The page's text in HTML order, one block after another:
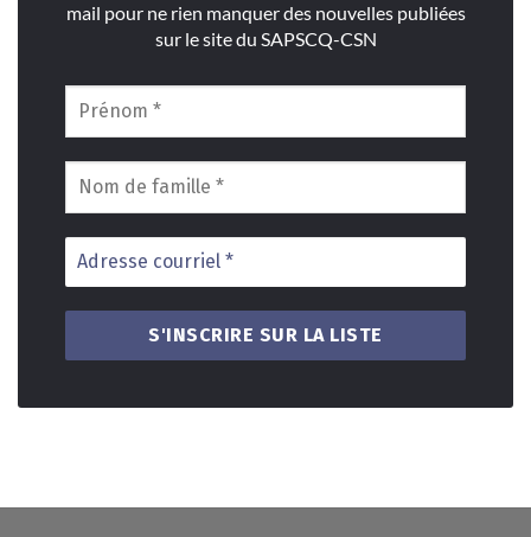
mail pour ne rien manquer des nouvelles publiées
sur le site du SAPSCQ-CSN